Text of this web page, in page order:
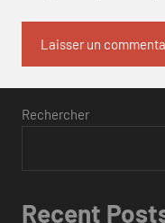
Rechercher
Recent